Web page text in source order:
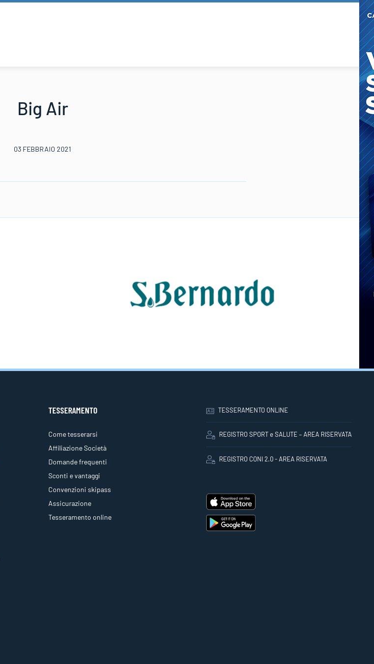
Big Air
03 FEBBRAIO 2021
TESSERAMENTO
Come tesserarsi
Affiliazione Società
Domande frequenti
Sconti e vantaggi
Convenzioni skipass
Assicurazione
Tesseramento online
TESSERAMENTO ONLINE
REGISTRO SPORT e SALUTE – AREA RISERVATA
REGISTRO CONI 2.0 - AREA RISERVATA